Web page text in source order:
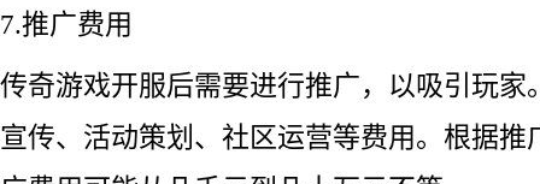
7.推广费用
传奇游戏开服后需要进行推广，以吸引玩家
宣传、活动策划、社区运营等费用。根据推